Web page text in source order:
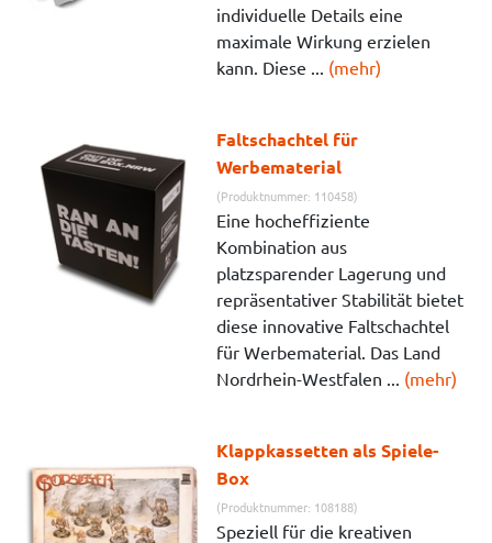
individuelle Details eine
maximale Wirkung erzielen
kann. Diese ... (mehr)
Faltschachtel für
Werbematerial
(Produktnummer: 110458)
Eine hocheffiziente
Kombination aus
platzsparender Lagerung und
repräsentativer Stabilität bietet
diese innovative Faltschachtel
für Werbematerial. Das Land
Nordrhein-Westfalen ... (mehr)
Klappkassetten als Spiele-
Box
(Produktnummer: 108188)
Speziell für die kreativen